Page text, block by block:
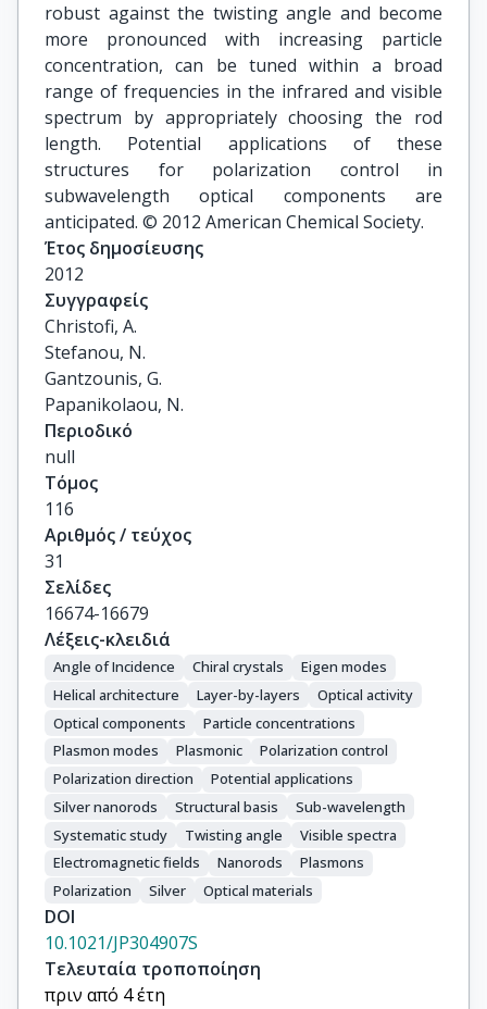
robust against the twisting angle and become
more pronounced with increasing particle
concentration, can be tuned within a broad
range of frequencies in the infrared and visible
spectrum by appropriately choosing the rod
length. Potential applications of these
structures for polarization control in
subwavelength optical components are
anticipated. © 2012 American Chemical Society.
Έτος δημοσίευσης
2012
Συγγραφείς
Christofi, A.
Stefanou, N.
Gantzounis, G.
Papanikolaou, N.
Περιοδικό
null
Τόμος
116
Αριθμός / τεύχος
31
Σελίδες
16674-16679
Λέξεις-κλειδιά
Angle of Incidence Chiral crystals
Eigen modes
Helical architecture
Layer-by-layers
Optical activity
Optical components
Particle concentrations
Plasmon modes
Plasmonic
Polarization control
Polarization direction
Potential applications
Silver nanorods
Structural basis
Sub-wavelength
Systematic study
Twisting angle
Visible spectra
Electromagnetic fields
Nanorods
Plasmons
Polarization
Silver Optical materials
DOI
10.1021/JP304907S
Τελευταία τροποποίηση
πριν από 4 έτη